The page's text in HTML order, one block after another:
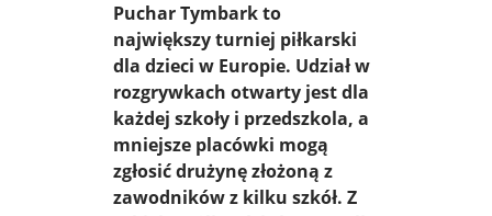
Puchar Tymbark to
największy turniej piłkarski
dla dzieci w Europie. Udział w
rozgrywkach otwarty jest dla
każdej szkoły i przedszkola, a
mniejsze placówki mogą
zgłosić drużynę złożoną z
zawodników z kilku szkół. Z